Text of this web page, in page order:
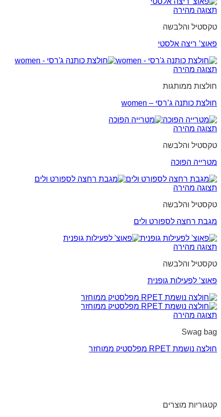
תצוגה מהירה
טקסטיל והלבשה
פאוצ’ ריצה אלסטי
תצוגה מהירה
חולצות ממותגות
חולצת כותנה ג’רסי – women
תצוגה מהירה
טקסטיל והלבשה
מטרייה הפוכה
תצוגה מהירה
טקסטיל והלבשה
מגבת רחצה לספורט ולים
תצוגה מהירה
טקסטיל והלבשה
פאוצ’ לפעילות גופנית
תצוגה מהירה
Swag bag
חולצה נושמת RPET מפלסטיק ממוחזר
קטגוריות מוצרים